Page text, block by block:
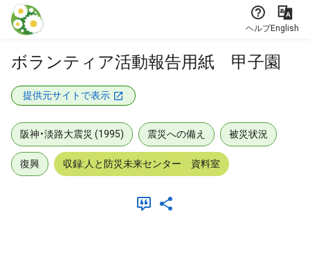
本文に飛ぶ
ヘルプEnglish
ボランティア活動報告用紙 甲子園
提供元サイトで表示
阪神・淡路大震災 (1995) 震災への備え 被災状況
復興 収録:人と防災未来センター 資料室